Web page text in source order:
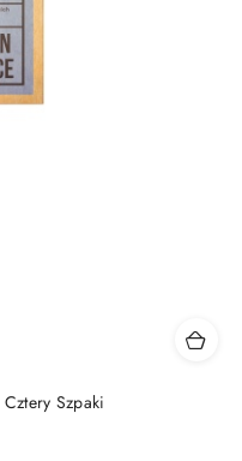
Szpaki